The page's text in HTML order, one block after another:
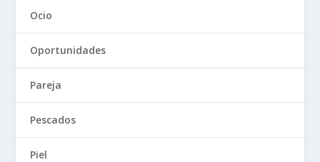
Ocio
Oportunidades
Pareja
Pescados
Piel